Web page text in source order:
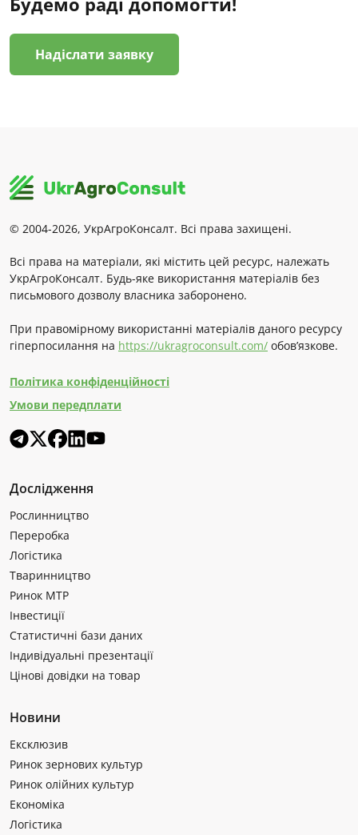
Надіслати заявку
© 2004-2026, УкрАгроКонсалт. Всі права захищені.
Всі права на матеріали, які містить цей ресурс, належать
УкрАгроКонсалт. Будь-яке використання матеріалів без
письмового дозволу власника заборонено.
При правомірному використанні матеріалів даного ресурсу
гіперпосилання на https://ukragroconsult.com/ обов’язкове.
Політика конфіденційності
Умови передплати
Дослідження
Рослинництво
Переробка
Логістика
Тваринництво
Ринок МТР
Інвестиції
Статистичні бази даних
Індивідуальні презентації
Цінові довідки на товар
Новини
Ексклюзив
Ринок зернових культур
Ринок олійних культур
Економіка
Логістика